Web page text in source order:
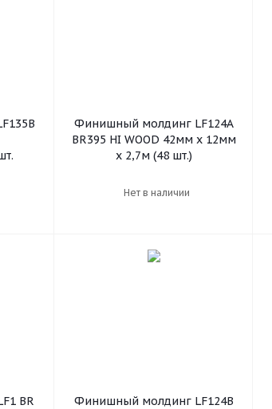
Финишный молдинг LF124A
BR395 HI WOOD 42мм х 12мм
х 2,7м (48 шт.)
Нет в наличии
BR
Финишный молдинг LF124B